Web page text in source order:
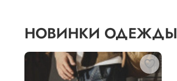
НОВИНКИ ОДЕЖДЫ